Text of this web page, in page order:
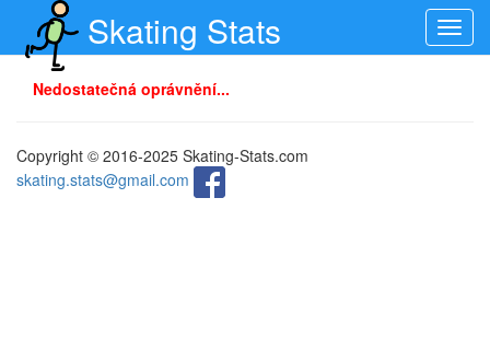
Skating Stats
Nedostatečná oprávnění...
Copyright © 2016-2025 Skating-Stats.com
skating.stats@gmail.com